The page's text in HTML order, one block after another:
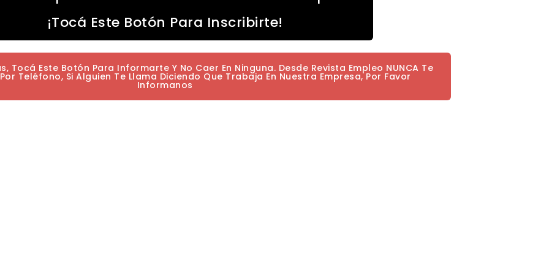
¡Tocá Este Botón Para Inscribirte!
Tocá Este Botón Para Informarte Y No Caer En Ninguna. Desde Revista Empleo NUNCA Te
Teléfono, Si Alguien Te Llama Diciendo Que Trabaja En Nuestra Empresa, Por Favor
Informanos